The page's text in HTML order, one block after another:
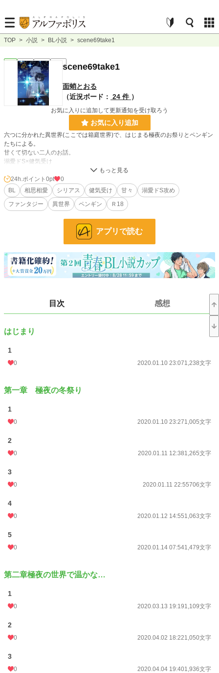
TOP > 小説 > BL小説 > scene69take1
完結 長編 scene69take1
面蛸とおる
（近況ボード： 24 件 ）
お気に入りに追加して更新通知を受け取ろう
お気に入り追加
六つに分かれた異世界(ここでは箱庭世界)で、はじまる極夜のお祭りとペンギン
たちによる。
甘くて切ない二人のお話。
溺愛ドS×健気受け
小説 228,623 位 / 228,623 件
BL 31,393 位 / 31,393 件
文字数 25,518
更新日時 2020.08.10 21:55
週間ポイント
年間ポイント
24h.ポイント 0pt
0
BL
相思相愛 シリアス 健気受け 甘々
溺愛ドS攻め
ファンタジー
異世界 ペンギン Ｒ18
アプリで読む
目次 感想
はじまり
1
0 2020.01.10 23:071,238文字
第一章 極夜の冬祭り
1
0 2020.01.10 23:271,005文字
2
0 2020.01.11 12:381,265文字
3
0 2020.01.11 22:55706文字
4
0 2020.01.12 14:551,063文字
5
0 2020.01.14 07:541,479文字
第二章極夜の世界で温かな…
1
0 2020.03.13 19:191,109文字
2
0 2020.04.02 18:221,050文字
3
0 2020.04.04 19:401,936文字